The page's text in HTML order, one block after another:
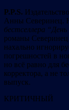
P.P.S.
Анны Северинец.
бестселлера
романы Северинец
нахально
погрешностей в
но всё равно для
корректора, а не
выпуск.
КРИТИЧНЫЙ